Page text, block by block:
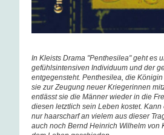
In Kleists Drama "Penthesilea" geht es
gefühlsintensiven Individuum und der
entgegensteht. Penthesilea, die
sie zur Zeugung neuer Kriegerinnen
entlässt sie die Männer wieder in die
diesen letztlich sein Leben kostet.
nur haarscharf an vielem aus dieser
auch noch Bernd Heinrich Wilhelm von